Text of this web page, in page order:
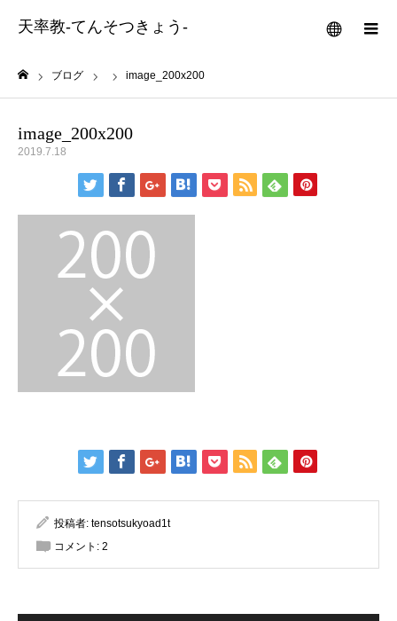
天率教-てんそつきょう- メニュー
ブログ image_200x200
image_200x200
2019.7.18
投稿者: tensotsukyoad1t
コメント: 2